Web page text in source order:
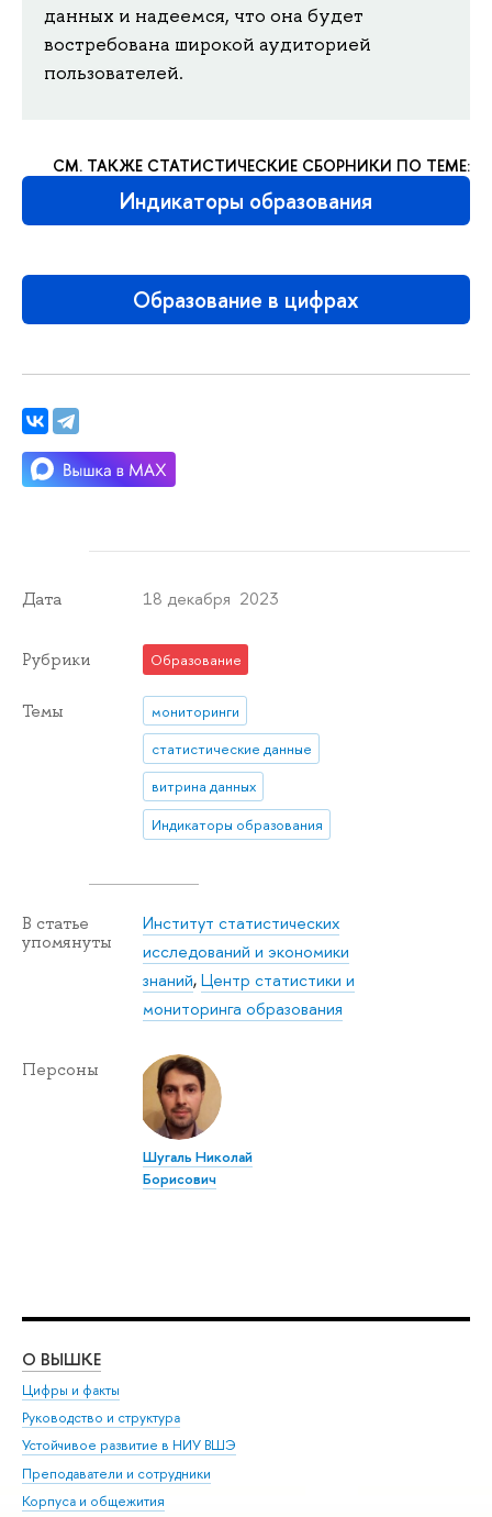
данных и надеемся, что она будет
востребована широкой аудиторией
пользователей.
СМ. ТАКЖЕ СТАТИСТИЧЕСКИЕ СБОРНИКИ ПО ТЕМЕ:
Индикаторы образования
Образование в цифрах
Дата 18 декабря 2023
Рубрики Образование
Темы
мониторинги
статистические данные
витрина данных
Индикаторы образования
В статье
упомянуты
Институт статистических
исследований и экономики
знаний,Центр статистики и
мониторинга образования
Персоны
Шугаль Николай
Борисович
О ВЫШКЕ
Цифры и факты
Руководство и структура
Устойчивое развитие в НИУ ВШЭ
Преподаватели и сотрудники
Корпуса и общежития